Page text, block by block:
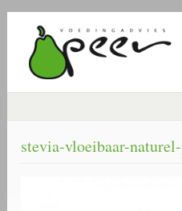
stevia-vloeibaar-